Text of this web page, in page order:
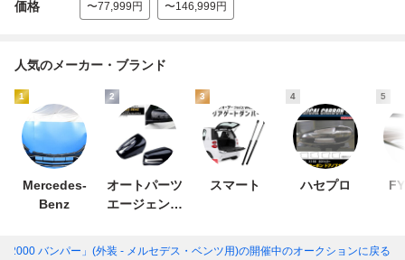
価格 〜77,999円 〜146,999円
人気のメーカー・ブランド
1
Mercedes-
Benz
2
オートパーツ
エージェンシ
3
スマート
4
ハセプロ
5
s2000 バンパー」(外装 - メルセデス・ベンツ用)の開催中のオークションに戻る